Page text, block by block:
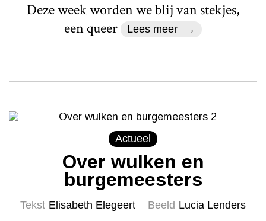
Deze week worden we blij van stekjes,
een queer
Lees meer
Actueel
Over wulken en
burgemeesters
Tekst Elisabeth Elegeert Beeld Lucia Lenders